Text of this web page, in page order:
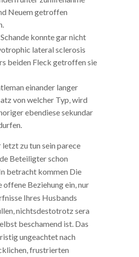
Neuem getroffen
konnte gar nicht
lateral sclerosis
beiden Fleck getroffen sie
einander langer
von welcher Typ, wird
ebendiese sekundar
letzt zu tun sein parece
Beteiligter schon
betracht kommen Die
offene Beziehung ein, nur
Ihres Husbands
nichtsdestotrotz sera
beschamend ist. Das
ungeachtet nach
frustrierten